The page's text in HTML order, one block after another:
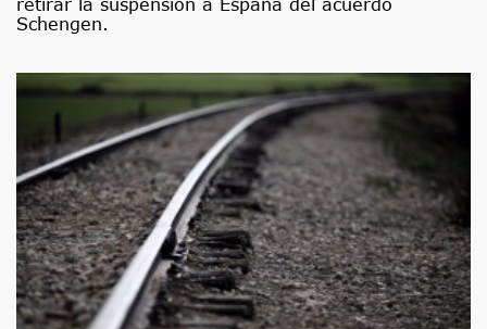
Schengen.